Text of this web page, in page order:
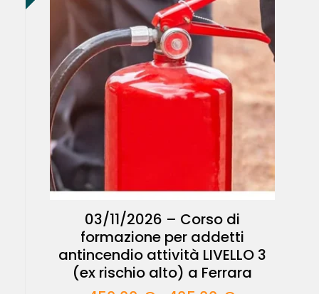
03/11/2026 – Corso di
formazione per addetti
antincendio attività LIVELLO 3
(ex rischio alto) a Ferrara